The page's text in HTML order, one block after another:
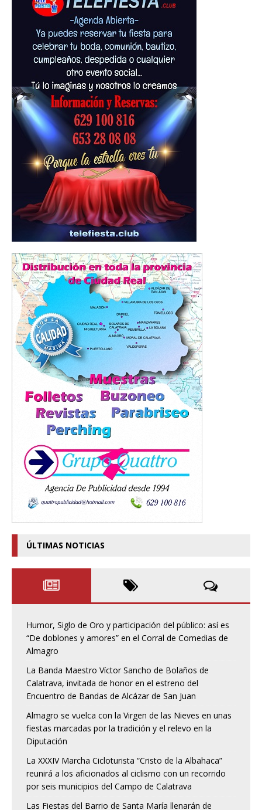
ÚLTIMAS NOTICIAS
Humor, Siglo de Oro y participación del público: así es
“De doblones y amores” en el Corral de Comedias de
Almagro
La Banda Maestro Víctor Sancho de Bolaños de
Calatrava, invitada de honor en el estreno del
Encuentro de Bandas de Alcázar de San Juan
Almagro se vuelca con la Virgen de las Nieves en unas
fiestas marcadas por la tradición y el relevo en la
Diputación
La XXXIV Marcha Cicloturista “Cristo de la Albahaca”
reunirá a los aficionados al ciclismo con un recorrido
por seis municipios del Campo de Calatrava
Las Fiestas del Barrio de Santa María llenarán de